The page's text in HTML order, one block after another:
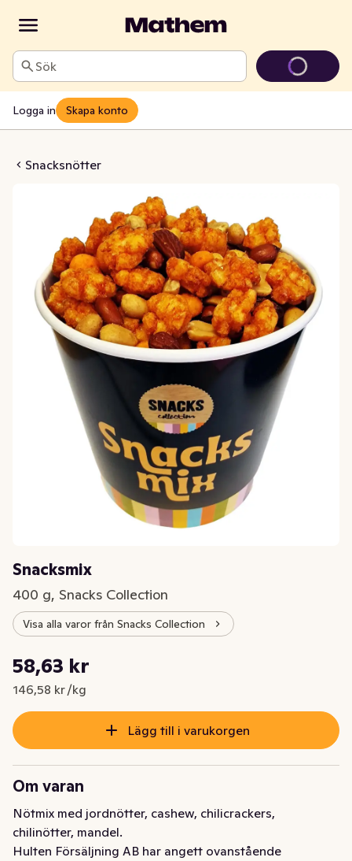
Sök
Logga in Skapa konto
Snacksnötter
Snacksmix
400 g, Snacks Collection
Visa alla varor från Snacks Collection
Nuvarande pris är: 58,63 kr
58,63 kr
146,58 kr /kg
Styckpris: 146,58 kr /kg
Lägg till i varukorgen
Om varan
Nötmix med jordnötter, cashew, chilicrackers,
chilinötter, mandel.
Hulten Försäljning AB har angett ovanstående